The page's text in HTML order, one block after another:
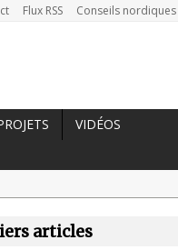
Flux RSS Conseils nordiques
VIDÉOS
articles